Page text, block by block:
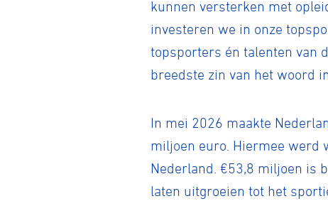
kunnen versterken met
investeren we in onze
topsporters én talenten van
breedste zin van het woord
In mei 2026 maakte
miljoen euro. Hiermee werd
Nederland. €53,8 miljoen is
laten uitgroeien tot het